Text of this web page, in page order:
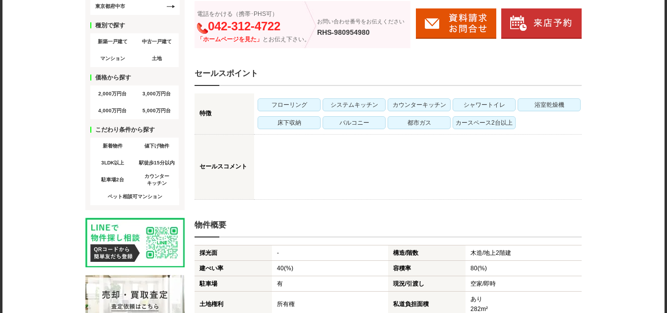
電話をかける（携帯･PHS可）
042-312-4722
「ホームページを見た」 とお伝え下さい。
お問い合わせ番号をお伝えください
RHS-980954980
セールスポイント
特徴
フローリング システムキッチン カウンターキッチン シャワートイレ 浴室乾燥機
床下収納 バルコニー 都市ガス カースペース2台以上
セールスコメント
物件概要
採光面 - 構造/階数 木造/地上2階建
建ぺい率 40(%) 容積率 80(%)
駐車場 有 現況/引渡し 空家/即時
土地権利 所有権 私道負担面積
あり
282m²
東京都府中市
種別で探す
新築一戸建て 中古一戸建て
マンション 土地
価格から探す
2,000万円台 3,000万円台
4,000万円台 5,000万円台
こだわり条件から探す
新着物件 値下げ物件
3LDK以上 駅徒歩15分以内
駐車場2台
カウンター
キッチン
ペット相談可マンション